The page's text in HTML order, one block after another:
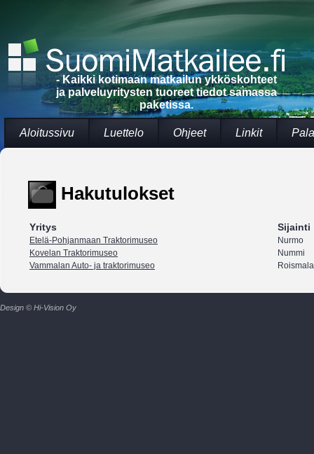
- Kaikki kotimaan matkailun ykköskohteet
ja palveluyritysten tuoreet tiedot samassa
paketissa.
Aloitussivu Luettelo Ohjeet Linkit
Hakutulokset
Yritys Sijainti
Etelä-Pohjanmaan Traktorimuseo
Nurmo
Kovelan Traktorimuseo
Nummi
Vammalan Auto- ja traktorimuseo
Roismala
Design © Hi-Vision Oy